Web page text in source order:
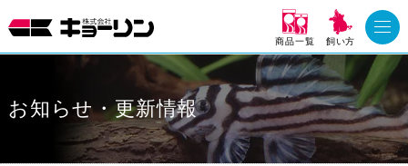
商品一覧 飼い方
お知らせ・更新情報